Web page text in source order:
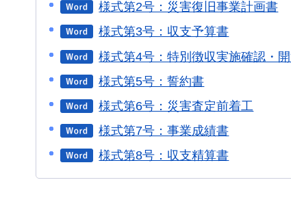
様式第2号：災害復旧事業計画書
様式第3号：収支予算書
様式第4号：特別徴収実施確認・
様式第5号：誓約書
様式第6号：災害査定前着工
様式第7号：事業成績書
様式第8号：収支精算書